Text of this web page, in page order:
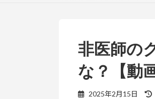
非医師の
な？【動
2025年2月15日